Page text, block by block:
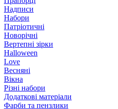
Надписи
Набори
Патріотичні
Новорічні
Вертепні зірки
Halloween
Love
Весняні
Вікна
Різні набори
Додаткові матеріали
Фарби та пензлики